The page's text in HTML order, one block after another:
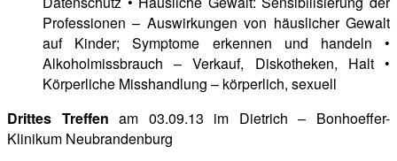
Professionen – Auswirkungen von häuslicher Gewalt
auf Kinder; Symptome erkennen und handeln •
Alkoholmissbrauch – Verkauf, Diskotheken, Halt •
Körperliche Misshandlung – körperlich, sexuell
Drittes Treffen am 03.09.13 im Dietrich – Bonhoeffer-
Klinikum Neubrandenburg